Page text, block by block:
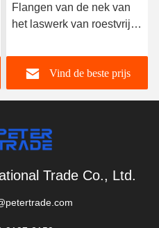
Flangen van de nek van
het laswerk van roestvrij
WNRF
Vind de beste prijs
Trade Co., Ltd.